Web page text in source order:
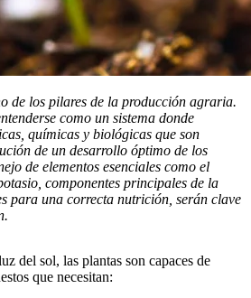
de los pilares de la producción agraria.
como un sistema donde
químicas y biológicas que son
de un desarrollo óptimo de los
de elementos esenciales como el
componentes principales de la
para una correcta nutrición, serán clave
del sol, las plantas son capaces de
que necesitan: